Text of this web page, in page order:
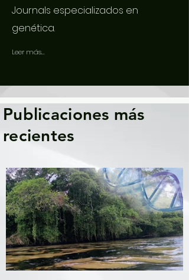
Journals especializados en
genética.
Leer más...
Publicaciones más
recientes